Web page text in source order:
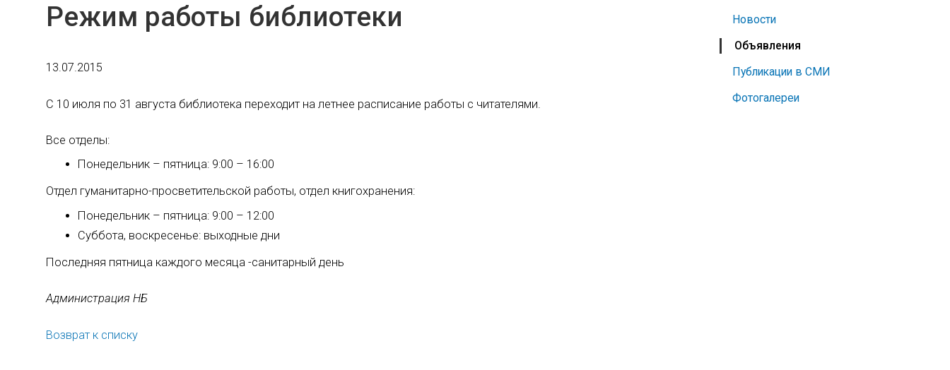
Новости
Объявления
Публикации в СМИ
Фотогалереи
Режим работы библиотеки
13.07.2015
С 10 июля по 31 августа библиотека переходит на летнее расписание работы с читателями.
Все отделы:
Понедельник – пятница: 9:00 – 16:00
Отдел гуманитарно-просветительской работы, отдел книгохранения:
Понедельник – пятница: 9:00 – 12:00
Суббота, воскресенье: выходные дни
Последняя пятница каждого месяца -санитарный день
Администрация НБ
Возврат к списку